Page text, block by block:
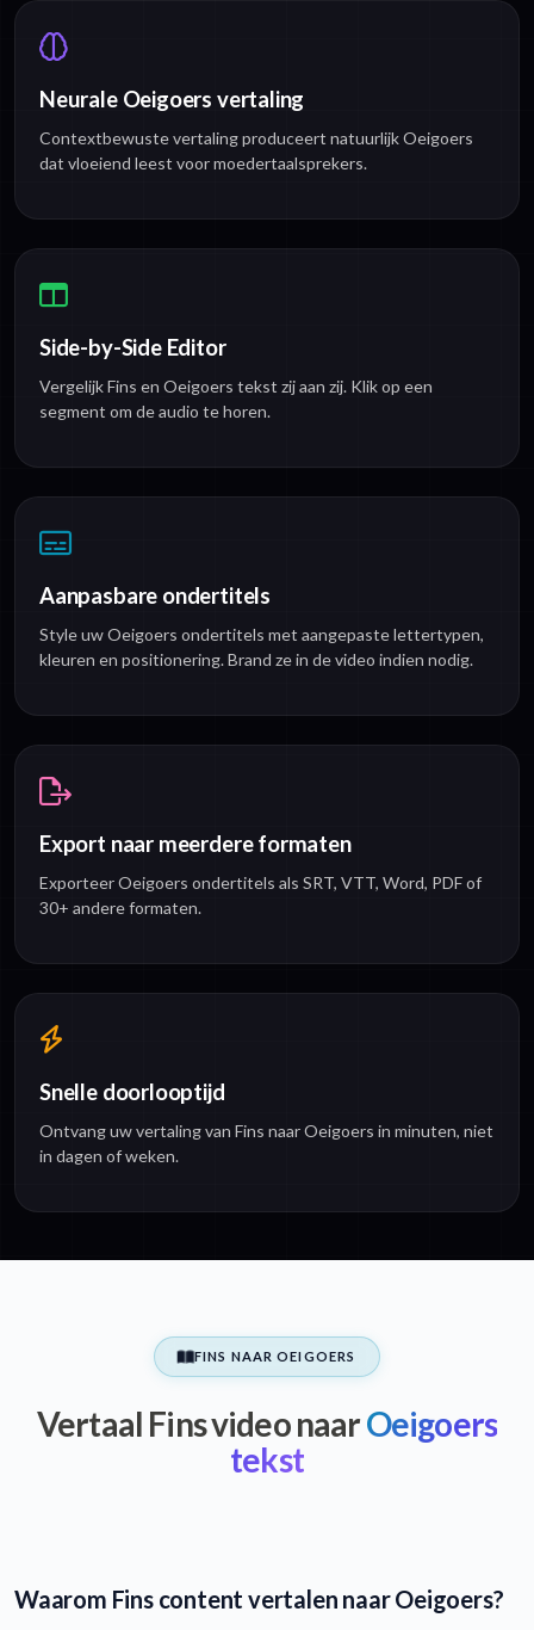
Neurale Oeigoers vertaling
Contextbewuste vertaling produceert natuurlijk Oeigoers
dat vloeiend leest voor moedertaalsprekers.
Side-by-Side Editor
Vergelijk Fins en Oeigoers tekst zij aan zij. Klik op een
segment om de audio te horen.
Aanpasbare ondertitels
Style uw Oeigoers ondertitels met aangepaste lettertypen,
kleuren en positionering. Brand ze in de video indien nodig.
Export naar meerdere formaten
Exporteer Oeigoers ondertitels als SRT, VTT, Word, PDF of
30+ andere formaten.
Snelle doorlooptijd
Ontvang uw vertaling van Fins naar Oeigoers in minuten, niet
in dagen of weken.
FINS NAAR OEIGOERS
Vertaal Fins video naarOeigoers
tekst
Waarom Fins content vertalen naar Oeigoers?